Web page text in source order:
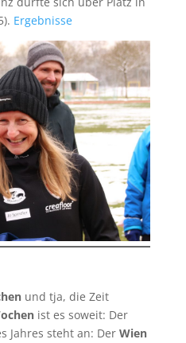
Ergebnisse
und tja, die Zeit
ist es soweit: Der
Jahres steht an: Der Wien